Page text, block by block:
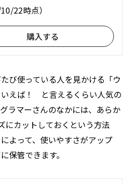
22時点）
購入する
び使っている人を見かける「ウ
えば！ と言えるくらい人気の
ラマーさんのなかには、あらか
にカットしておくという方法
よって、使いやすさがアップ
保管できます。